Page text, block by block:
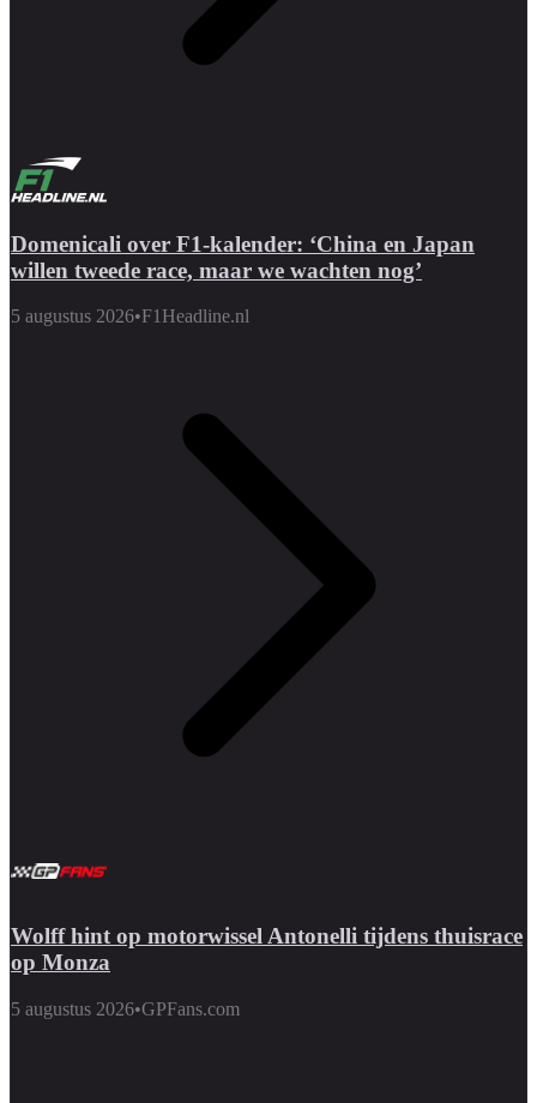
Domenicali over F1-kalender: ‘China en Japan
willen tweede race, maar we wachten nog’
5 augustus 2026•F1Headline.nl
Wolff hint op motorwissel Antonelli tijdens thuisrace
op Monza
5 augustus 2026•GPFans.com